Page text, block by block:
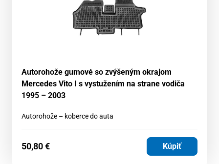
Autorohože gumové so zvýšeným okrajom
Mercedes Vito I s vystužením na strane vodiča
1995 – 2003
Autorohože – koberce do auta
50,80€ Kúpiť